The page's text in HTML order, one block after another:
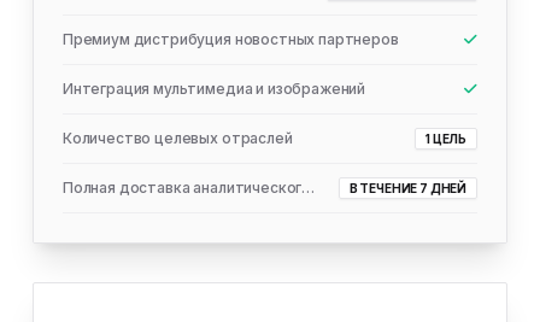
Премиум дистрибуция новостных партнеров
Интеграция мультимедиа и изображений
Количество целевых отраслей 1 ЦЕЛЬ
Полная доставка аналитического отчета В ТЕЧЕНИЕ 7 ДНЕЙ